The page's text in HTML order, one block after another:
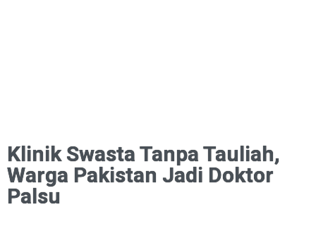
Klinik Swasta Tanpa Tauliah,
Warga Pakistan Jadi Doktor
Palsu